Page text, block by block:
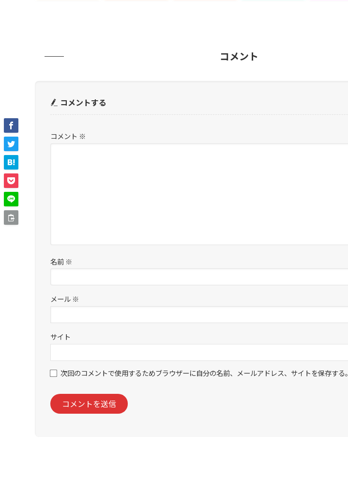
コメント
コメントする
コメント ※
名前 ※
メール ※
サイト
次回のコメントで使用するためブラウザーに自分の名前、メールアドレス、サイトを保存する。